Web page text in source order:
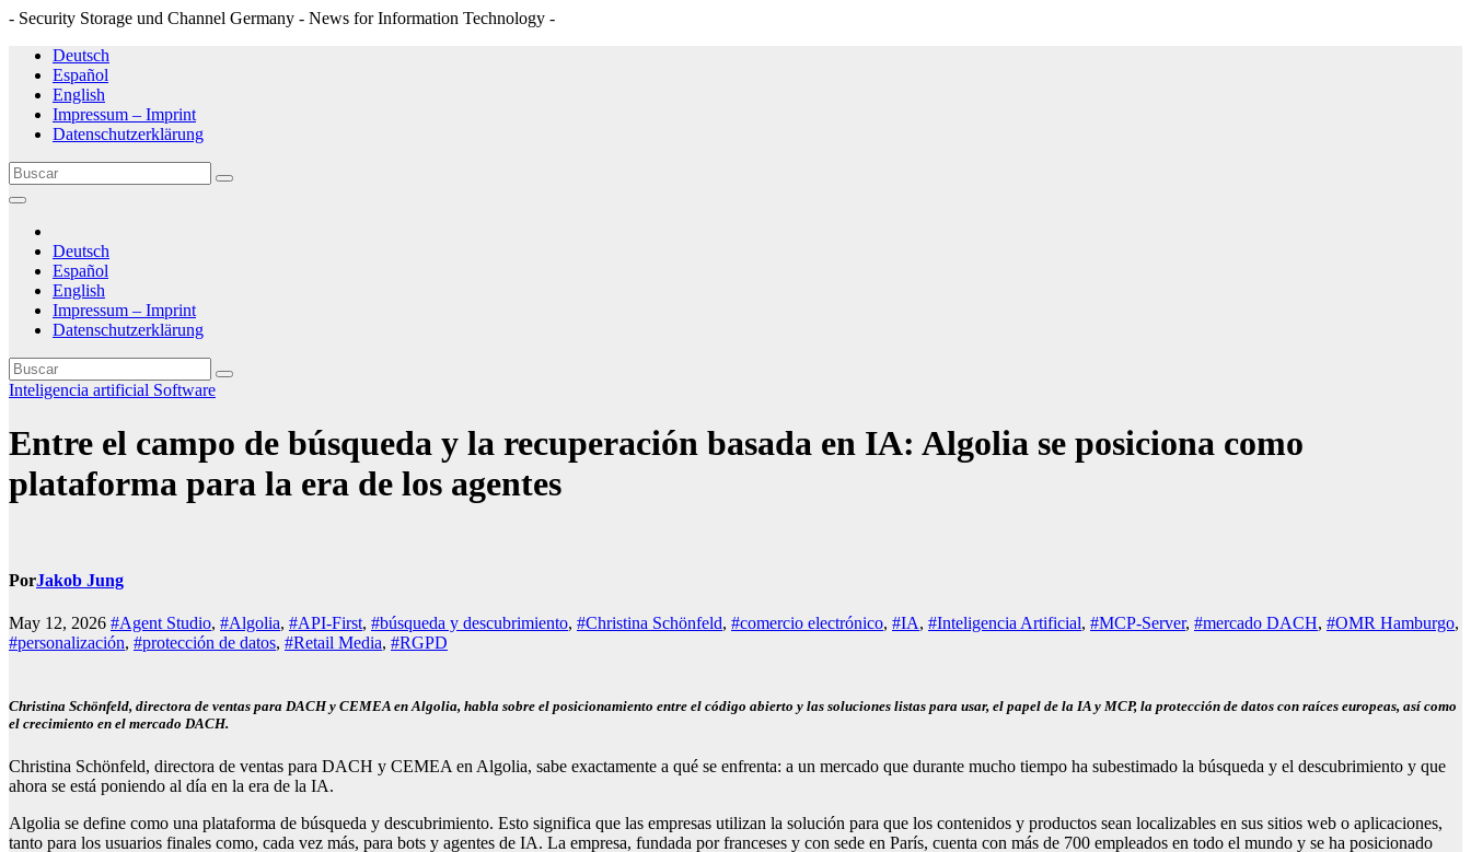
- Security Storage und Channel Germany - News for Information Technology -
Saltar
contenido
Deutsch
Español
English
Impressum – Imprint
Datenschutzerklärung
Deutsch
Español
English
Impressum – Imprint
Datenschutzerklärung
Inteligencia artificial Software
Entre el campo de búsqueda y la recuperación basada en IA: Algolia se posiciona como
plataforma para la era de los agentes
PorJakob Jung
May 12, 2026 #Agent Studio, #Algolia, #API-First, #búsqueda y descubrimiento, #Christina Schönfeld, #comercio electrónico, #IA, #Inteligencia Artificial, #MCP-Server, #mercado DACH, #OMR Hamburgo,
#personalización, #protección de datos, #Retail Media, #RGPD
Christina Schönfeld, directora de ventas para DACH y CEMEA en Algolia, habla sobre el posicionamiento entre el código abierto y las soluciones listas para usar, el papel de la IA y MCP, la protección de datos con raíces europeas, así como
el crecimiento en el mercado DACH.
Christina Schönfeld, directora de ventas para DACH y CEMEA en Algolia, sabe exactamente a qué se enfrenta: a un mercado que durante mucho tiempo ha subestimado la búsqueda y el descubrimiento y que
ahora se está poniendo al día en la era de la IA.
Algolia se define como una plataforma de búsqueda y descubrimiento. Esto significa que las empresas utilizan la solución para que los contenidos y productos sean localizables en sus sitios web o aplicaciones,
tanto para los usuarios finales como, cada vez más, para bots y agentes de IA. La empresa, fundada por franceses y con sede en París, cuenta con más de 700 empleados en todo el mundo y se ha posicionado